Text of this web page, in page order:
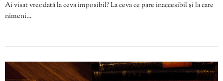
Ai visat vreodată la ceva imposibil? La ceva ce pare inaccesibil și la care
nimeni…